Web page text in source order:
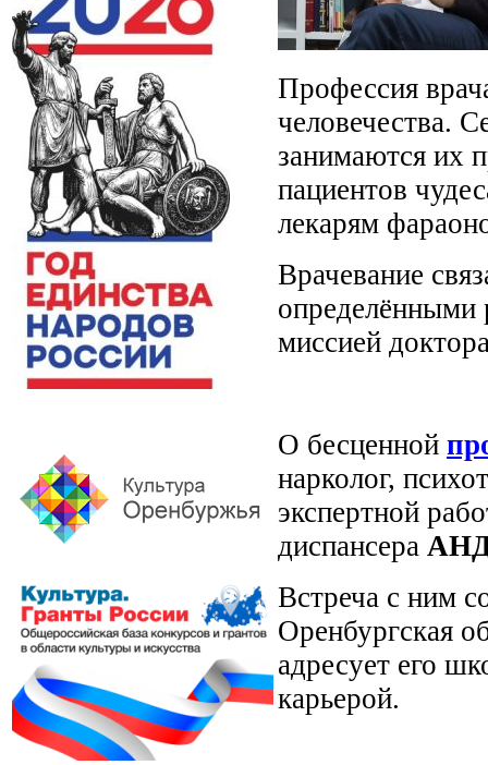
Профессия
человечества.
занимаются их
пациентов
лекарям
Врачевание
определёнными
миссией
О бесценной
нарколог,
экспертной
диспансера
Встреча с ним
Оренбургская
адресует его
карьерой.